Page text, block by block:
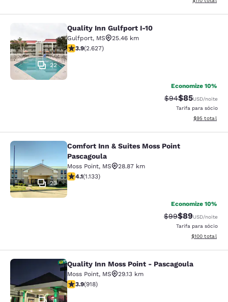
Quality Inn Gulfport I-10
22
Quality Inn Gulfport I-10
Gulfport, MS
25.46 km
classificação 3.93 estrelas. Bom. 2627 avaliações
3.9(2.627)
Economize 10%
Tarifa anterior
$94Tarifa com
$85USD/noite
Tarifa para sócio
Exibir
$95 total
Comfort Inn & Suites Moss Point
23
Comfort Inn & Suites Moss Point
Pascagoula
Moss Point, MS
28.87 km
classificação 4.09 estrelas. Muito bom. 1133
4.1(1.133)
Economize 10%
Tarifa anterior
$99Tarifa com
$89USD/noite
Tarifa para sócio
Exibir
$100 total
Quality Inn Moss Point - Pascagoula
Quality Inn Moss Point - Pascagoula
Moss Point, MS
29.13 km
classificação 3.88 estrelas. Bom. 918 avaliações
3.9(918)